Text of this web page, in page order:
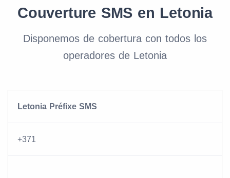
Couverture SMS en Letonia
Disponemos de cobertura con todos los
operadores de Letonia
Letonia Préfixe SMS
+371